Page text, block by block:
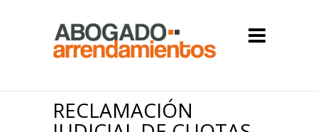
RECLAMACIÓN